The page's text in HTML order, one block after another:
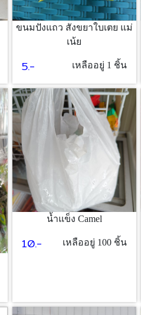
ขนมปังแถว สังขยาใบเตย แม่
เน้ย
5.- เหลืออยู่ 1 ชิ้น
น้ำแข็ง Camel
10.- เหลืออยู่ 100 ชิ้น